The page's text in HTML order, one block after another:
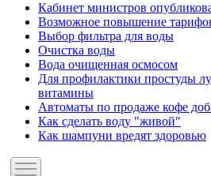
Кабинет министров
Возможное повышение
Выбор фильтра для воды
Очистка воды
Вода очищенная осмосом
Для профилактики простуды
витамины
Автоматы по продаже кофе
Как сделать воду "живой"
Как шампуни вредят здоровью